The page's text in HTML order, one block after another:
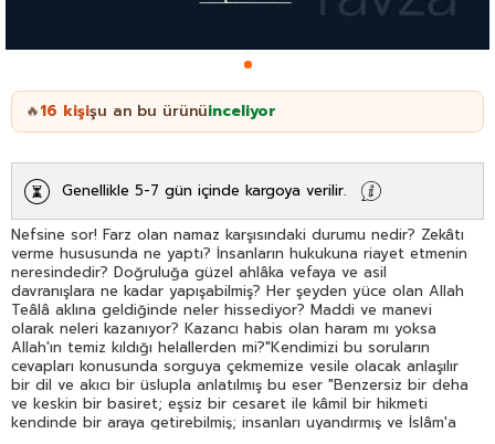
🔥16 kişişu an bu ürünüinceliyor
Genellikle 5-7 gün içinde kargoya verilir.
Nefsine sor! Farz olan namaz karşısındaki durumu nedir? Zekâtı
verme hususunda ne yaptı? İnsanların hukukuna riayet etmenin
neresindedir? Doğruluğa güzel ahlâka vefaya ve asil
davranışlara ne kadar yapışabilmiş? Her şeyden yüce olan Allah
Teâlâ aklına geldiğinde neler hissediyor? Maddi ve manevi
olarak neleri kazanıyor? Kazancı habis olan haram mı yoksa
Allah'ın temiz kıldığı helallerden mi?"Kendimizi bu soruların
cevapları konusunda sorguya çekmemize vesile olacak anlaşılır
bir dil ve akıcı bir üslupla anlatılmış bu eser "Benzersiz bir deha
ve keskin bir basiret; eşsiz bir cesaret ile kâmil bir hikmeti
kendinde bir araya getirebilmiş; insanları uyandırmış ve İslâm'a